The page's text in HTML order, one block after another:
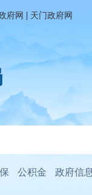
府网 | 天门政府网
公积金 政府信